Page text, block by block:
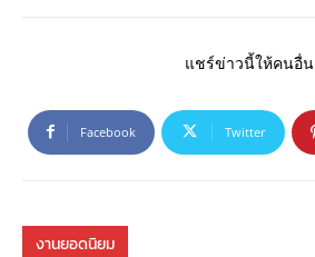
แชร์ข่าวนี้ให้คนอื่น
Facebook Twitter
งานยอดนิยม